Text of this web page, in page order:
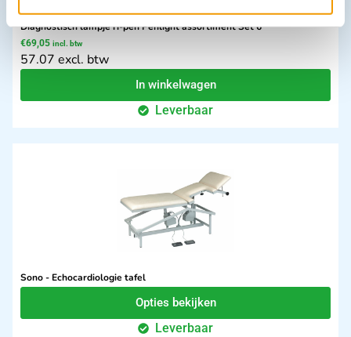
Diagnostisch lampje ri-pen Penlight assortiment Set 6
€69,05 incl. btw
57.07 excl. btw
In winkelwagen
Leverbaar
Sono - Echocardiologie tafel
Opties bekijken
Leverbaar